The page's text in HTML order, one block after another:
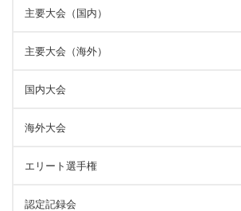
主要大会（国内）
主要大会（海外）
国内大会
海外大会
エリート選手権
認定記録会